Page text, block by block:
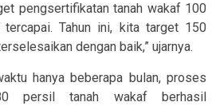
pengsertifikatan tanah wakaf 100
Tahun ini, kita target 150
dengan baik,” ujarnya.
hanya beberapa bulan, proses
persil tanah wakaf berhasil